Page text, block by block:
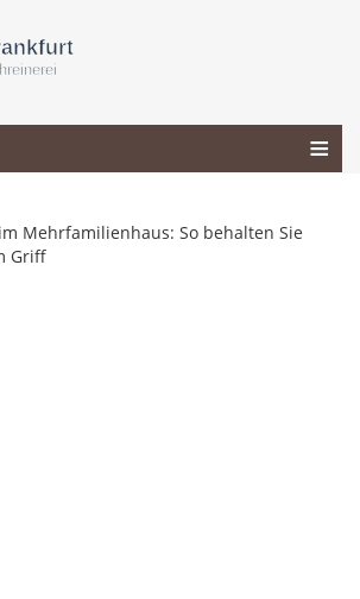
Mehrfamilienhaus: So behalten Sie
Griff